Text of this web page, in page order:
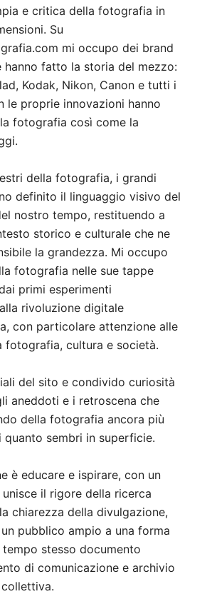
e critica della fotografia in
Su
mi occupo dei brand
fatto la storia del mezzo:
Kodak, Nikon, Canon e tutti i
le proprie innovazioni hanno
fotografia così come la
della fotografia, i grandi
definito il linguaggio visivo del
nostro tempo, restituendo a
storico e culturale che ne
la grandezza. Mi occupo
fotografia nelle sue tappe
primi esperimenti
rivoluzione digitale
con particolare attenzione alle
fotografia, cultura e società.
del sito e condivido curiosità
aneddoti e i retroscena che
della fotografia ancora più
quanto sembri in superficie.
è educare e ispirare, con un
il rigore della ricerca
chiarezza della divulgazione,
pubblico ampio a una forma
stesso documento
di comunicazione e archivio